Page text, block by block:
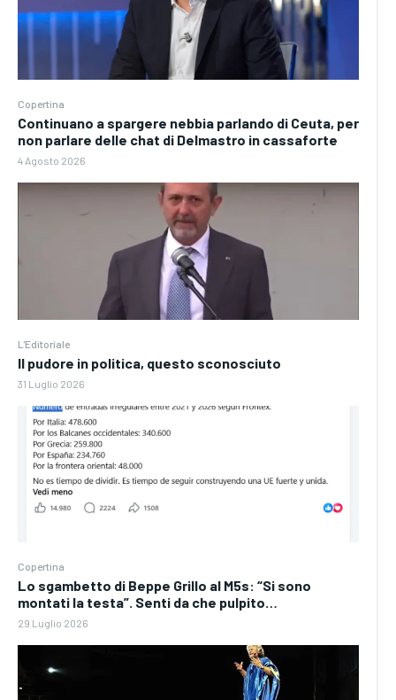
Copertina
Continuano a spargere nebbia parlando di Ceuta, per
non parlare delle chat di Delmastro in cassaforte
4 Agosto 2026
L'Editoriale
Il pudore in politica, questo sconosciuto
31 Luglio 2026
Copertina
Lo sgambetto di Beppe Grillo al M5s: “Si sono
montati la testa”. Senti da che pulpito…
29 Luglio 2026